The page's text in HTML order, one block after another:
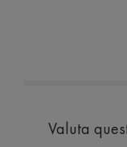
Valuta